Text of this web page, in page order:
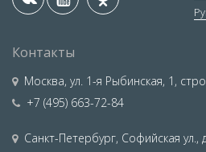
Контакты
Москва, ул. 1-я Рыбинская, 1,
+7 (495) 663-72-84
Санкт-Петербург, Софийская ул.,